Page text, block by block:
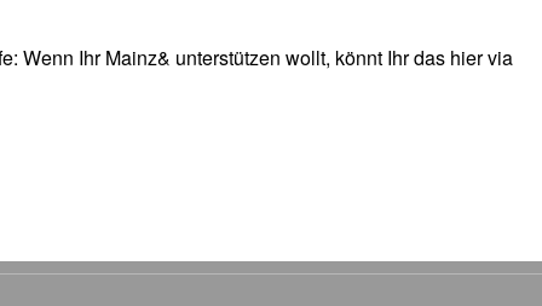
Wenn Ihr Mainz& unterstützen wollt, könnt Ihr das hier via